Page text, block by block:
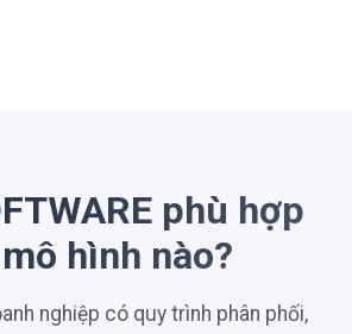
phù hợp
hình nào?
nghiệp có quy trình phân phối,